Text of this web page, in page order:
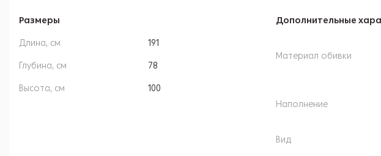
Размеры
Длина, см 191
Глубина, см 78
Высота, см 100
Дополнительные
Материал обивки
Наполнение
Вид